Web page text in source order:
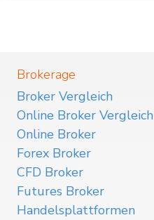
Brokerage
Broker Vergleich
Online Broker Vergleich
Online Broker
Forex Broker
CFD Broker
Futures Broker
Handelsplattformen